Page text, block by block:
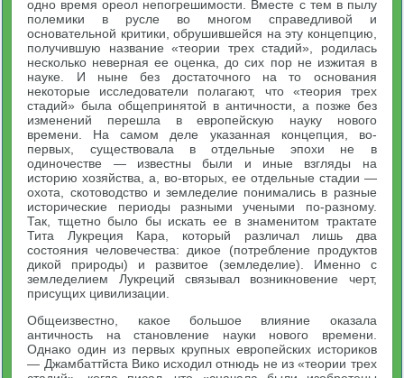
одно время ореол непогрешимости. Вместе с тем в пылу
полемики в русле во многом справедливой и
основательной критики, обрушившейся на эту концепцию,
получившую название «теории трех стадий», родилась
несколько неверная ее оценка, до сих пор не изжитая в
науке. И ныне без достаточного на то основания
некоторые исследователи полагают, что «теория трех
стадий» была общепринятой в античности, а позже без
изменений перешла в европейскую науку нового
времени. На самом деле указанная концепция, во-
первых, существовала в отдельные эпохи не в
одиночестве — известны были и иные взгляды на
историю хозяйства, а, во-вторых, ее отдельные стадии —
охота, скотоводство и земледелие понимались в разные
исторические периоды разными учеными по-разному.
Так, тщетно было бы искать ее в знаменитом трактате
Тита Лукреция Кара, который различал лишь два
состояния человечества: дикое (потребление продуктов
дикой природы) и развитое (земледелие). Именно с
земледелием Лукреций связывал возникновение черт,
присущих цивилизации.
Общеизвестно, какое большое влияние оказала
античность на становление науки нового времени.
Однако один из первых крупных европейских историков
— Джамбаттйста Вико исходил отнюдь не из «теории трех